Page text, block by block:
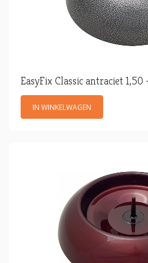
EasyFix Classic antraciet
IN WINKELWAGEN